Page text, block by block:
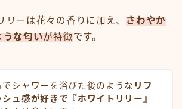
リーは花々の香りに加え、
さわやか
うな匂いが特徴です。
でシャワーを浴びた後のような リフ
シュ感が好きで『ホワイトリリー』